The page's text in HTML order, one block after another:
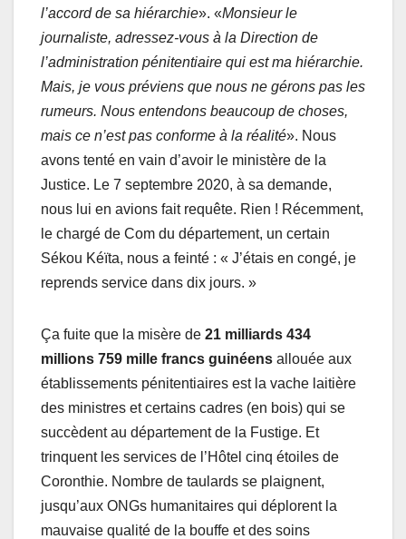
l’accord de sa hiérarchie». «Monsieur le
journaliste, adressez-vous à la Direction de
l’administration pénitentiaire qui est ma hiérarchie.
Mais, je vous préviens que nous ne gérons pas les
rumeurs. Nous entendons beaucoup de choses,
mais ce n’est pas conforme à la réalité». Nous
avons tenté en vain d’avoir le ministère de la
Justice. Le 7 septembre 2020, à sa demande,
nous lui en avions fait requête. Rien ! Récemment,
le chargé de Com du département, un certain
Sékou Kéïta, nous a feinté : « J’étais en congé, je
reprends service dans dix jours. »
Ça fuite que la misère de 21 milliards 434
millions 759 mille francs guinéens allouée aux
établissements pénitentiaires est la vache laitière
des ministres et certains cadres (en bois) qui se
succèdent au département de la Fustige. Et
trinquent les services de l’Hôtel cinq étoiles de
Coronthie. Nombre de taulards se plaignent,
jusqu’aux ONGs humanitaires qui déplorent la
mauvaise qualité de la bouffe et des soins